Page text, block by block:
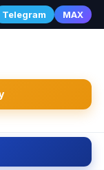
Telegram MAX